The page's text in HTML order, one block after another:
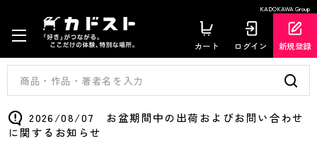
KADOKAWA Group
カート ログイン 新規登録
2026/08/07 お盆期間中の出荷およびお問い合わせ
に関するお知らせ